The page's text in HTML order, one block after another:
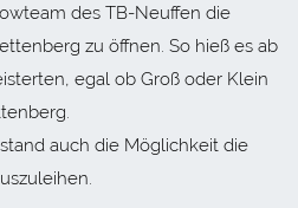
des TB-Neuffen die
zu öffnen. So hieß es ab
egal ob Groß oder Klein
auch die Möglichkeit die